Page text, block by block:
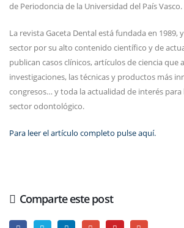
de Periodoncia de la Universidad del País Vasco.
La revista Gaceta Dental está fundada en 1989,
sector por su alto contenido científico y de
publican casos clínicos, artículos de ciencia que
investigaciones, las técnicas y productos más
congresos… y toda la actualidad de interés
sector odontológico.
Para leer el artículo completo pulse aquí.
Comparte este post